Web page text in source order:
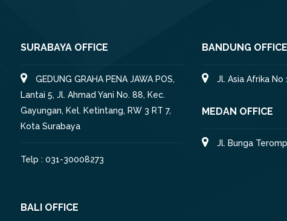
SURABAYA OFFICE
GEDUNG GRAHA PENA JAWA POS,
Lantai 5, Jl. Ahmad Yani No. 88, Kec.
Gayungan, Kel. Ketintang, RW 3 RT 7,
Kota Surabaya
Telp : 031-30008273
BALI OFFICE
BANDUNG OFFICE
Jl. Asia Afrika No
MEDAN OFFICE
Jl. Bunga